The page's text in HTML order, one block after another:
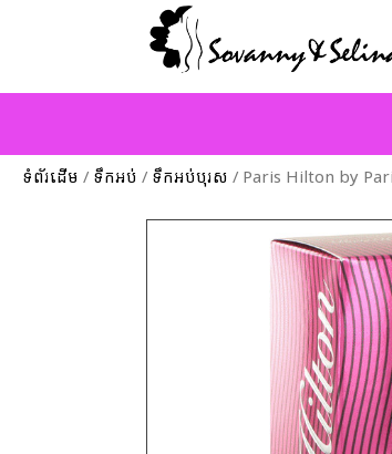
ទំព័រដើម / ទឹកអប់ / ទឹកអប់បុរស / Paris Hilton by